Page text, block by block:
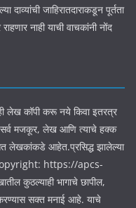
दाव्यांची जाहिरातदाराकडून पूर्तता
नाही याची वाचकांनी नोंद
लेख कॉपी करू नये किवा इतरत्र
मजकूर, लेख आणि त्याचे हक्क
लेखकांकडे आहेत.प्रसिद्ध झालेल्या
https://apcs-
कुठल्याही भागाचे छापील,
करण्यास सक्त मनाई आहे. याचे